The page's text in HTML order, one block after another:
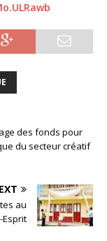
des fonds pour
du secteur créatif
au
Esprit